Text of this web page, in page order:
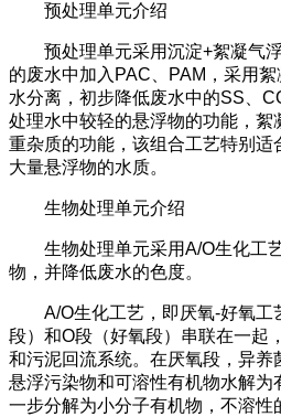
预处理单元介绍
预处理单元采用沉淀+絮凝气
的废水中加入PAC、PAM，采用
水分离，初步降低废水中的SS、
处理水中较轻的悬浮物的功能，
重杂质的功能，该组合工艺特别
大量悬浮物的水质。
生物处理单元介绍
生物处理单元采用A/O生化工
物，并降低废水的色度。
A/O生化工艺，即厌氧-好氧工
段）和O段（好氧段）串联在一起
和污泥回流系统。在厌氧段，异
悬浮污染物和可溶性有机物水解
一步分解为小分子有机物，不溶